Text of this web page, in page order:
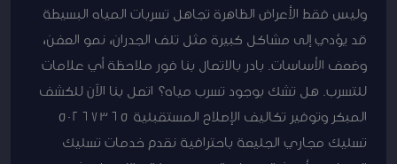
وليس فقط الأعراض الظاهرة تجاهل تسربات المياه البسيطة
قد يؤدي إلى مشاكل كبيرة مثل تلف الجدران، نمو العفن،
وضعف الأساسات. بادر بالاتصال بنا فور ملاحظة أي علامات
للتسرب. هل تشك بوجود تسرب مياه؟ اتصل بنا الآن للكشف
المبكر وتوفير تكاليف الإصلاح المستقبلية 50267365
تسليك مجاري الجليعة باحترافية نقدم خدمات تسليك